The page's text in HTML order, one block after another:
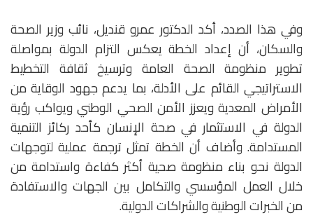
وفي هذا الصدد، أكد الدكتور عمرو قنديل، نائب وزير الصحة
والسكان، أن إعداد الخطة يعكس التزام الدولة بمواصلة
تطوير منظومة الصحة العامة وترسيخ ثقافة التخطيط
الاستراتيجي القائم على الأدلة، بما يدعم جهود الوقاية من
الأمراض المعدية ويعزز الأمن الصحي الوطني ويواكب رؤية
الدولة في الاستثمار في صحة الإنسان كأحد ركائز التنمية
المستدامة. وأضاف أن الخطة تمثل ترجمة عملية لتوجهات
الدولة نحو بناء منظومة صحية أكثر كفاءة واستدامة من
خلال العمل المؤسسي والتكامل بين الجهات والاستفادة
من الخبرات الوطنية والشراكات الدولية.